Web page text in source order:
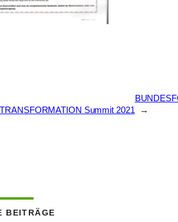
Summit 2021
→
BEITRÄGE